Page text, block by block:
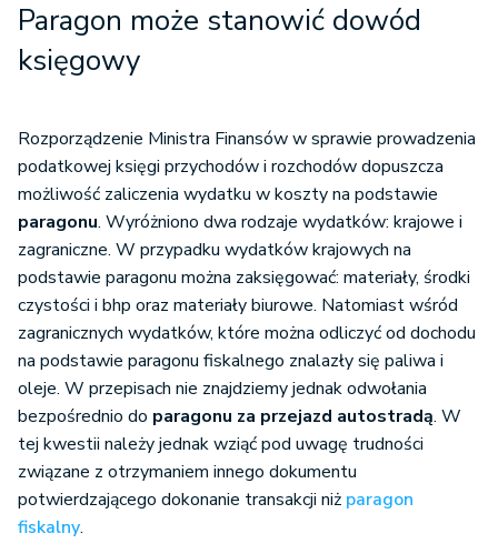
Paragon może stanowić dowód
księgowy
Rozporządzenie Ministra Finansów w sprawie prowadzenia
podatkowej księgi przychodów i rozchodów dopuszcza
możliwość zaliczenia wydatku w koszty na podstawie
paragonu. Wyróżniono dwa rodzaje wydatków: krajowe i
zagraniczne. W przypadku wydatków krajowych na
podstawie paragonu można zaksięgować: materiały, środki
czystości i bhp oraz materiały biurowe. Natomiast wśród
zagranicznych wydatków, które można odliczyć od dochodu
na podstawie paragonu fiskalnego znalazły się paliwa i
oleje. W przepisach nie znajdziemy jednak odwołania
bezpośrednio do paragonu za przejazd autostradą. W
tej kwestii należy jednak wziąć pod uwagę trudności
związane z otrzymaniem innego dokumentu
potwierdzającego dokonanie transakcji niż paragon
fiskalny.